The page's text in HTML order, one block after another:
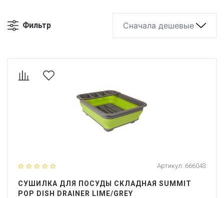
Фильтр Сначала дешевые
Артикул: 666043
СУШИЛКА ДЛЯ ПОСУДЫ СКЛАДНАЯ SUMMIT
POP DISH DRAINER LIME/GREY